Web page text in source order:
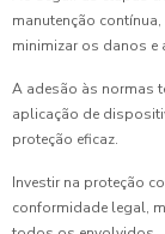
manutenção
minimizar os danos e
A adesão às normas
aplicação de
proteção eficaz.
Investir na proteção
conformidade legal,